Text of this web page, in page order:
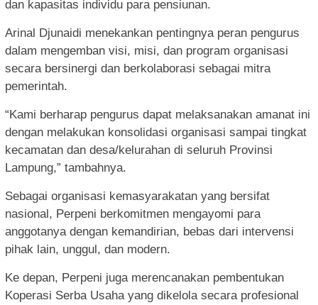
dan kapasitas individu para pensiunan.
Arinal Djunaidi menekankan pentingnya peran pengurus
dalam mengemban visi, misi, dan program organisasi
secara bersinergi dan berkolaborasi sebagai mitra
pemerintah.
“Kami berharap pengurus dapat melaksanakan amanat ini
dengan melakukan konsolidasi organisasi sampai tingkat
kecamatan dan desa/kelurahan di seluruh Provinsi
Lampung,” tambahnya.
Sebagai organisasi kemasyarakatan yang bersifat
nasional, Perpeni berkomitmen mengayomi para
anggotanya dengan kemandirian, bebas dari intervensi
pihak lain, unggul, dan modern.
Ke depan, Perpeni juga merencanakan pembentukan
Koperasi Serba Usaha yang dikelola secara profesional